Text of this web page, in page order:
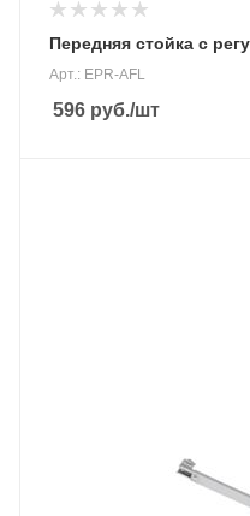
Передняя стойка с
Арт.: EPR-AFL
596 руб./шт